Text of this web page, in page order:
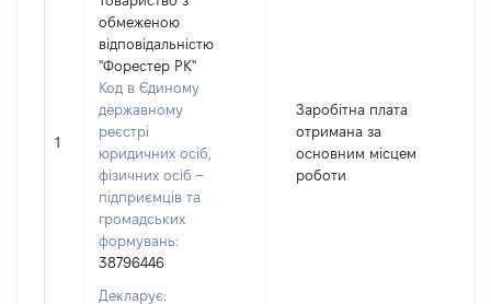
1
обмеженою
відповідальністю
"Форестер РК"
Код в Єдиному
державному
реєстрі
юридичних осіб,
фізичних осіб –
підприємців та
громадських
формувань:
38796446
Декларує:
Заробітна плата
отримана за
основним місцем
роботи